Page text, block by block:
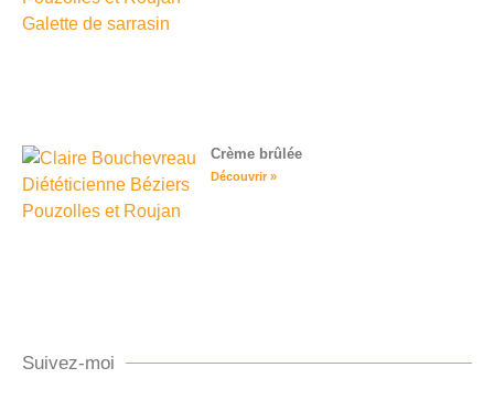
Crème brûlée
Découvrir »
Suivez-moi